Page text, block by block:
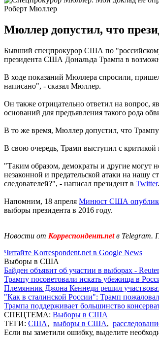
Роберт Мюллер
Мюллер допустил, что
Бывший спецпрокурор США по "российскому
президента США Дональда Трампа в
В ходе показаний Мюллера спросили,
написано", - сказал Мюллер.
Он также отрицательно ответил на вопрос,
оснований для предъявления такого рода
В то же время, Мюллер допустил, что Трампу
В свою очередь, Трамп выступил с критикой
"Таким образом, демократы и другие могут
незаконной и предательской атаки на нашу
следователей?", - написал президент в Twitter.
Напомним, 18 апреля Минюст США
выборы президента в 2016 году.
Новости от Корреспондент.netв Telegram.
Читайте Korrespondent.net в Google News
Выборы в США
Байден объявит об участии в выборах -
Трампу посоветовали искать убежища в
Племянник Джона Кеннеди решил
"Как в сталинской России": Трамп
Трампа поддерживает большинство
СПЕЦТЕМА: Выборы в США
ТЕГИ: США, выборы в США,
Если вы заметили ошибку, выделите